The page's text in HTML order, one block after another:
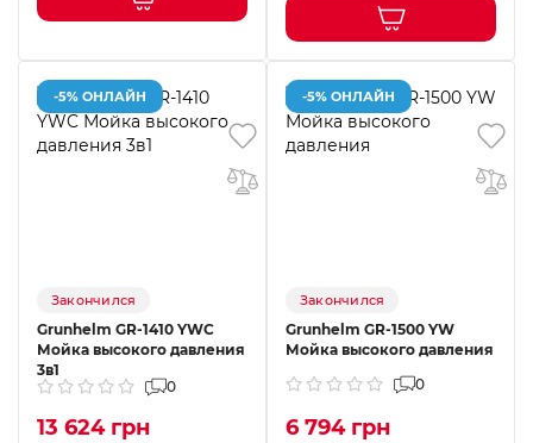
-5% ОНЛАЙН
Закончился
Grunhelm GR-1410 YWC
Мойка высокого давления
3в1
0
13 624 грн
-5% ОНЛАЙН
Закончился
Grunhelm GR-1500 YW
Мойка высокого давления
0
6 794 грн